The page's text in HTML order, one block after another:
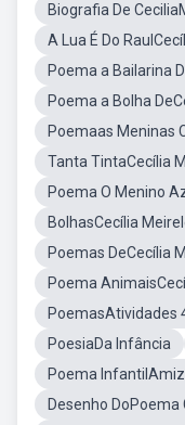
Biografia De
A Lua É Do
Poema a Bailarina
Poema a Bolha
Poemaas Meninas
Tanta TintaCecília
Poema O Menino
BolhasCecília
Poemas DeCecília
Poema
PoemasAtividades
PoesiaDa Infância
Poema
Desenho DoPoema